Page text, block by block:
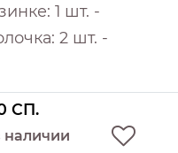
1 шт. -
2 шт. -
СП.
наличии